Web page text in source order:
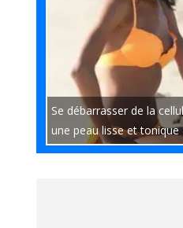
Se débarrasser de la
une peau lisse et tonique